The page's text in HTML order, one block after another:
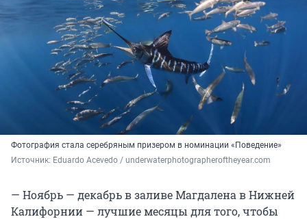
Фотография стала серебряным призером в номинации «Поведение»
Источник: Eduardo Acevedo / underwaterphotographeroftheyear.com
— Ноябрь — декабрь в заливе Магдалена в Нижней
Калифорнии — лучшие месяцы для того, чтобы